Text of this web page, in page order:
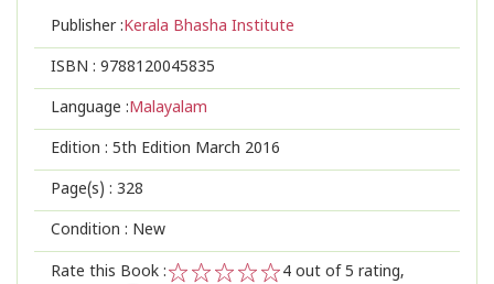
Publisher :Kerala Bhasha Institute
ISBN : 9788120045835
Language :Malayalam
Edition : 5th Edition March 2016
Page(s) : 328
Condition : New
Rate this Book :
4 out of 5 rating,